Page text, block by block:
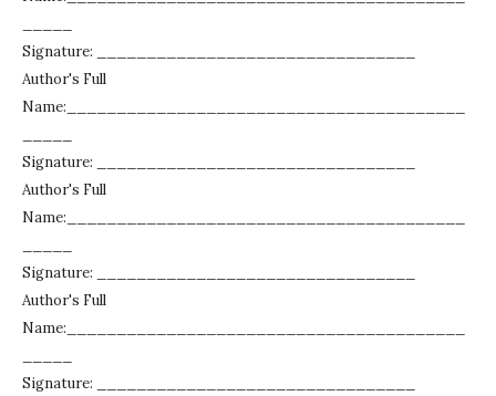
Signature: ________________________________
Author's Full
Name:________________________________________
Signature: ________________________________
Author's Full
Name:________________________________________
Signature: ________________________________
Author's Full
Name:________________________________________
Signature: ________________________________